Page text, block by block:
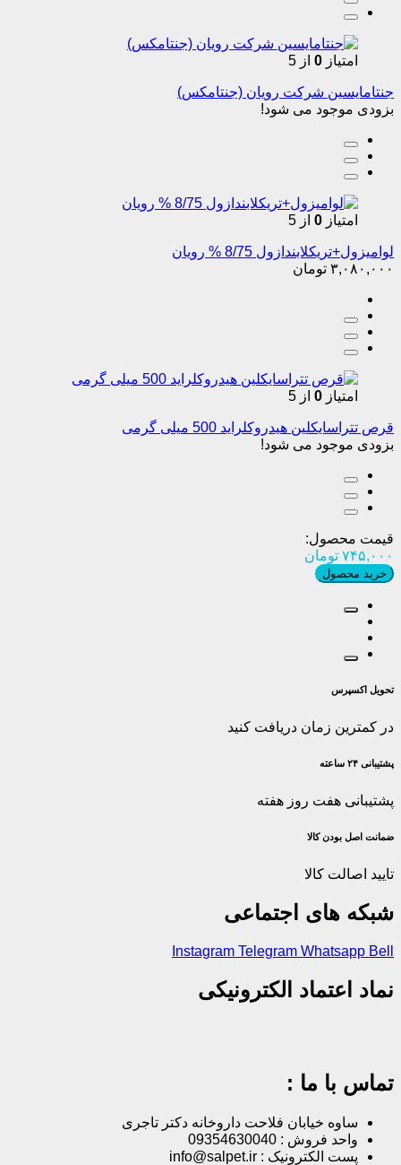
امتیاز 0 از 5
جنتامایسین شرکت رویان (جنتامکس)
بزودی موجود می شود!
امتیاز 0 از 5
لوامیزول+تریکلابندازول 8/75 % رویان
۳,۰۸۰,۰۰۰ تومان
امتیاز 0 از 5
قرص تتراسایکلین هیدروکلراید 500 میلی گرمی
بزودی موجود می شود!
قیمت محصول:
۷۴۵,۰۰۰ تومان
خرید محصول
تحویل اکسپرس
در کمترین زمان دریافت کنید
پشتیبانی ۲۴ ساعته
پشتیبانی هفت روز هفته
ضمانت اصل‌ بودن کالا
تایید اصالت کالا
شبکه های اجتماعی
Instagram Telegram Whatsapp Bell
نماد اعتماد الکترونیکی
تماس با ما :
ساوه خیابان فلاحت داروخانه دکتر تاجری
واحد فروش : 09354630040
پست الکترونیک : info@salpet.ir